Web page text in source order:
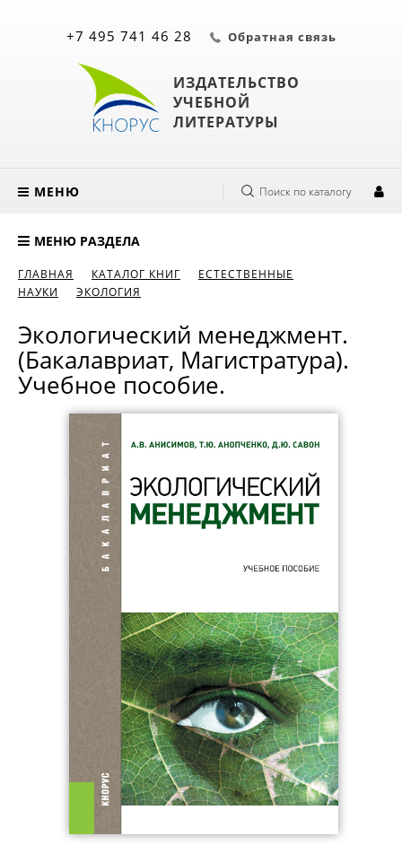
ИЗДАТЕЛЬСТВО
УЧЕБНОЙ
ЛИТЕРАТУРЫ
+7 495 741 46 28 Обратная связь
МЕНЮ Поиск по каталогу
МЕНЮ РАЗДЕЛА
ГЛАВНАЯ КАТАЛОГ КНИГ
ЕСТЕСТВЕННЫЕ
НАУКИ
ЭКОЛОГИЯ
Экологический менеджмент.
(Бакалавриат, Магистратура).
Учебное пособие.